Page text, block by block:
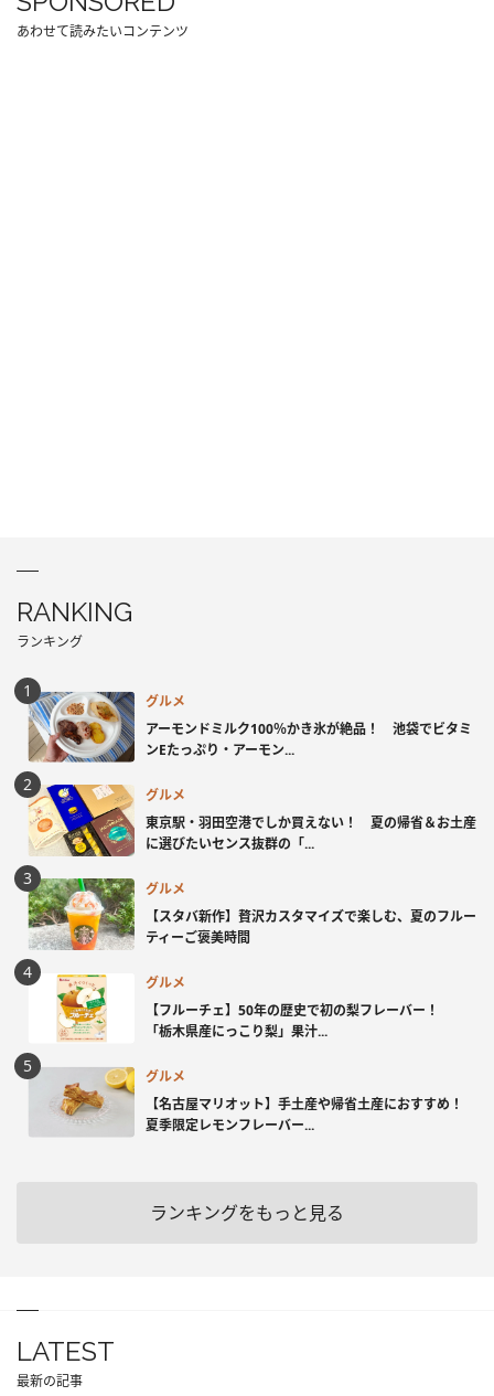
あわせて読みたいコンテンツ
RANKING
ランキング
グルメ
アーモンドミルク100％かき氷が絶品！ 池袋でビタミ
ンEたっぷり・アーモン...
グルメ
東京駅・羽田空港でしか買えない！ 夏の帰省＆お土産
に選びたいセンス抜群の「...
グルメ
【スタバ新作】贅沢カスタマイズで楽しむ、夏のフルー
ティーご褒美時間
グルメ
【フルーチェ】50年の歴史で初の梨フレーバー！
「栃木県産にっこり梨」果汁...
グルメ
【名古屋マリオット】手土産や帰省土産におすすめ！
夏季限定レモンフレーバー...
ランキングをもっと見る
LATEST
最新の記事